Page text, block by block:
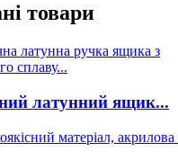
товари
латунний ящик...